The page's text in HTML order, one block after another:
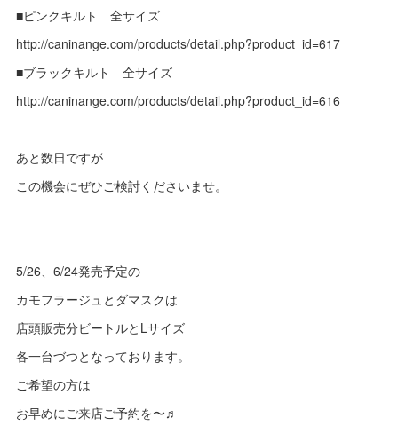
■ピンクキルト 全サイズ
http://caninange.com/products/detail.php?product_id=617
■ブラックキルト 全サイズ
http://caninange.com/products/detail.php?product_id=616
あと数日ですが
この機会にぜひご検討くださいませ。
5/26、6/24発売予定の
カモフラージュとダマスクは
店頭販売分ビートルとLサイズ
各一台づつとなっております。
ご希望の方は
お早めにご来店ご予約を〜♬